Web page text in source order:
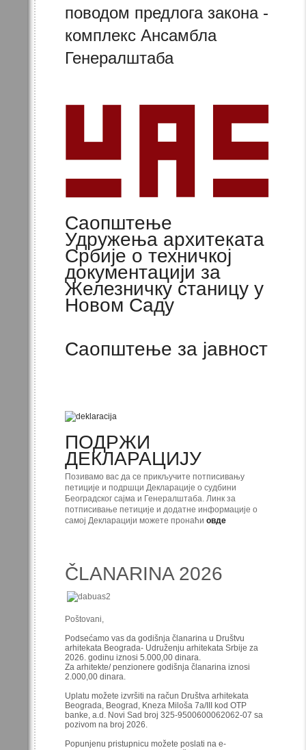
поводом предлога закона -
комплекс Ансамбла
Генералштаба
Саопштење
Удружења архитеката
Србије о техничкој
документацији за
Железничку станицу у
Новом Саду
Саопштење за јавност
ПОДРЖИ
ДЕКЛАРАЦИЈУ
Позивамо вас да се прикључите потписивању
петиције и подршци Декларације о судбини
Београдског сајма и Генералштаба. Линк за
потписивање петиције и додатне информације о
самој Декларацији можете пронаћи овде
ČLANARINA 2026
Poštovani,
Podsećamo vas da godišnja članarina u Društvu
arhitekata Beograda- Udruženju arhitekata Srbije za
2026. godinu iznosi 5.000,00 dinara.
Za arhitekte/ penzionere godišnja članarina iznosi
2.000,00 dinara.
Uplatu možete izvršiti na račun Društva arhitekata
Beograda, Beograd, Kneza Miloša 7a/III kod OTP
banke, a.d. Novi Sad broj 325-9500600062062-07 sa
pozivom na broj 2026.
Popunjenu pristupnicu možete poslati na e-